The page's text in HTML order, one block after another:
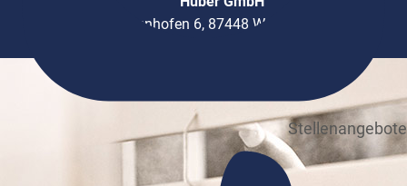
Stellenangebote
Leutenhofen 6, 87448 Waltenhofen